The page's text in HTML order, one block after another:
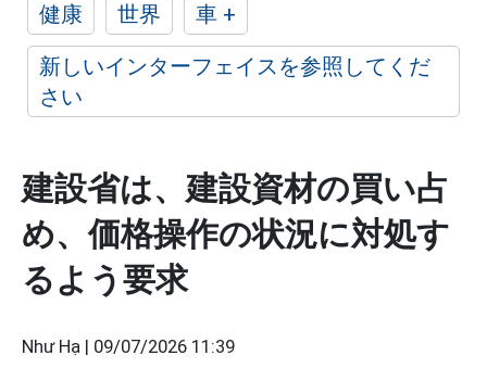
健康
世界
車 +
新しいインターフェイスを参照してくだ
さい
建設省は、建設資材の買い占
め、価格操作の状況に対処す
るよう要求
Như Hạ | 09/07/2026 11:39